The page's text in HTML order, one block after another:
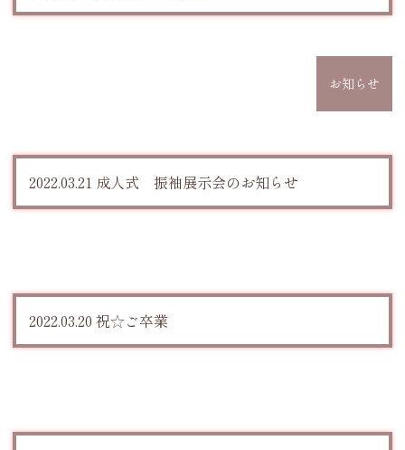
お知らせ
2022.03.21 成人式 振袖展示会のお知らせ
2022.03.20 祝☆ご卒業